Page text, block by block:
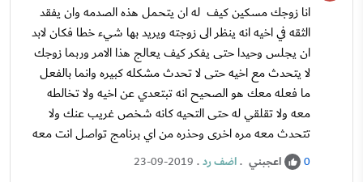
انا زوجك مسكين كيف له ان يتحمل هذه الصدمه وان يفقد
الثقه في اخيه انه ينظر الى زوجته ويريد بها شيء خطا فكان لابد
ان يجلس وحيدا حتى يفكر كيف يعالج هذا الامر وربما زوجك
لا يتحدث مع اخيه حتى لا تحدث مشكله كبيره وانما بالفعل
ما فعله معك هو الصحيح انه تبتعدي عن اخيه ولا تخالطه
معه ولا تقلقي له حتى التحيه كانه شخص غريب عنك ولا
تتحدث معه مره اخرى وحذره من اي برنامج تواصل انت معه
0 اعجبني .اضف رد.
23-09-2019